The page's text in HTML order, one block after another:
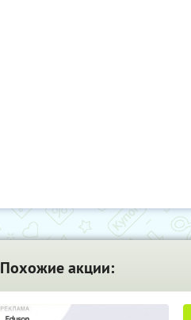
Похожие акции: